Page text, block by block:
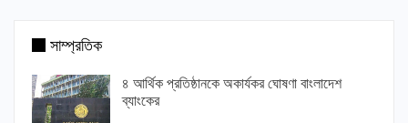
সাম্প্রতিক
৪ আর্থিক প্রতিষ্ঠানকে অকার্যকর ঘোষণা বাংলাদেশ
ব্যাংকের